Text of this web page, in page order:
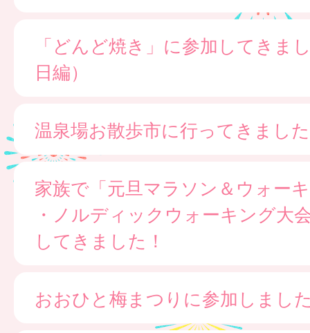
「どんど焼き」に参加してきま
日編）
温泉場お散歩市に行ってきました
家族で「元旦マラソン＆ウォー
・ノルディックウォーキング大
してきました！
おおひと梅まつりに参加しまし